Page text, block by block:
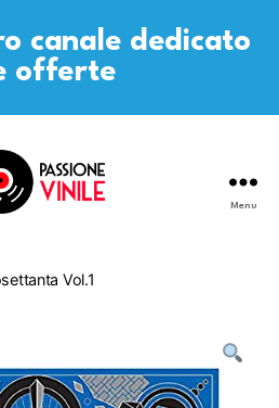
canale dedicato
offerte
Menu
Vol.1